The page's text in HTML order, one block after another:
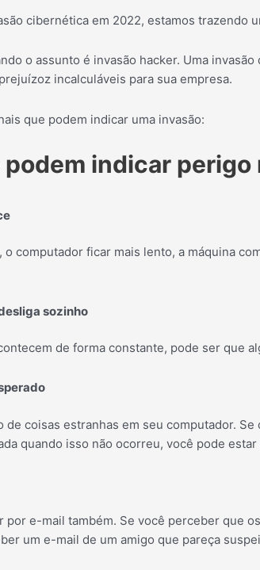
cibernética em 2022, estamos
o assunto é invasão hacker. Uma
incalculáveis para sua empresa.
que podem indicar uma invasão:
indicar
o computador ficar mais lento, a máquina
sozinho
de forma constante, pode ser que
coisas estranhas em seu computador.
quando isso não ocorreu, você pode
por e-mail também. Se você perceber que
um e-mail de um amigo que pareça